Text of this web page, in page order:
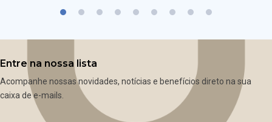
Entre na nossa lista
Acompanhe nossas novidades, notícias e benefícios direto na sua
caixa de e-mails.